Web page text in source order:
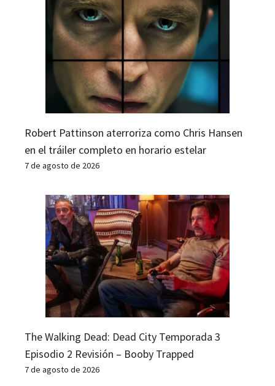
Robert Pattinson aterroriza como Chris Hansen
en el tráiler completo en horario estelar
7 de agosto de 2026
The Walking Dead: Dead City Temporada 3
Episodio 2 Revisión – Booby Trapped
7 de agosto de 2026